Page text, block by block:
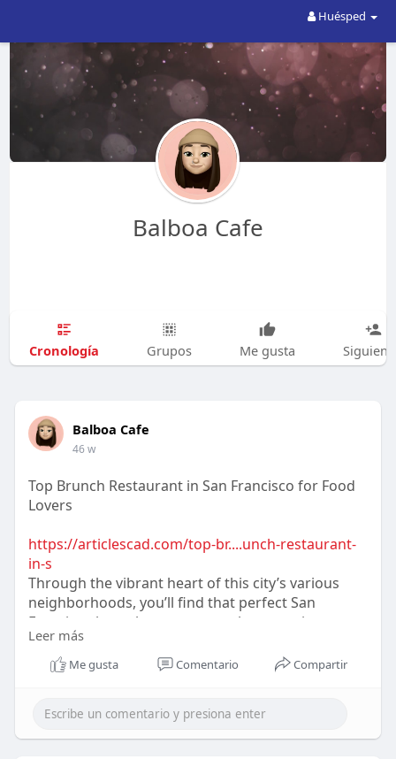
Huésped
Balboa Cafe
Cronología Grupos Me gusta
Balboa Cafe
46 w
Top Brunch Restaurant in San Francisco for Food
Lovers
https://articlescad.com/top-br....unch-restaurant-
in-s
Through the vibrant heart of this city’s various
neighborhoods, you’ll find that perfect San
Francisco brunch restaurant, where savviness
meets tradition.
Leer más
Me gusta Comentario Compartir